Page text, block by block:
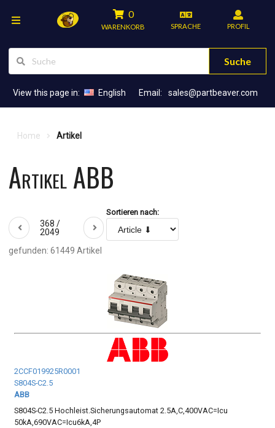
0
WARENKORB SPRACHE PROFIL
Suche
View this page in: English Email: sales@partbeaver.com
Home Artikel
Artikel ABB
368 /
2049
Sortieren nach:
gefunden: 61449 Artikel
2CCF019925R0001
S804S-C2.5
ABB
S804S-C2.5 Hochleist.Sicherungsautomat 2.5A,C,400VAC=Icu
50kA,690VAC=Icu6kA,4P